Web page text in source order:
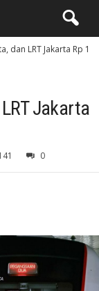
dan LRT Jakarta Rp 1
Jakarta
0